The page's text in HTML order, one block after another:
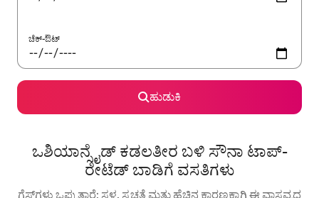
ಚೆಕ್-ಔಟ್
ಹುಡುಕಿ
ಒಶಿಯಾನ್ಸೈಡ್ ಕಡಲತೀರ ಬಳಿ ಸೌನಾ ಟಾಪ್-
ರೇಟೆಡ್ ಬಾಡಿಗೆ ವಸತಿಗಳು
ಗೆಸ್ಟ್‌ಗಳು ಒಪ್ಪುತ್ತಾರೆ: ಸ್ಥಳ, ಸ್ವಚ್ಛತೆ ಮತ್ತು ಹೆಚ್ಚಿನ ಕಾರಣಕ್ಕಾಗಿ ಈ ವಾಸ್ತವ್ಯದ